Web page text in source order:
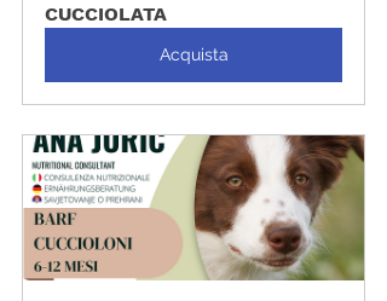
CUCCIOLATA
Acquista